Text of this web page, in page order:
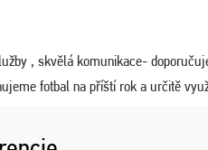
, skvělá komunikace-
fotbal na příští rok a určitě